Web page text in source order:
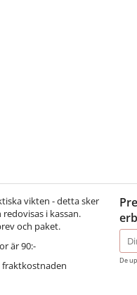
vikten - detta sker
i kassan.
och paket.
är 90:-
fraktkostnaden
E-
De